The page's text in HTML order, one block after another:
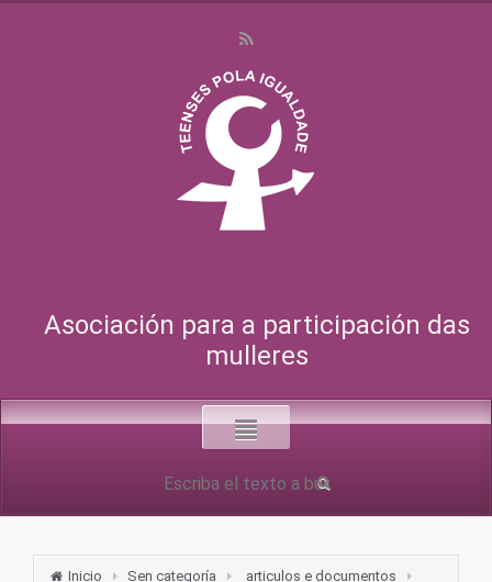
Asociación para a participación das
mulleres
Inicio Sen categoría
articulos e documentos